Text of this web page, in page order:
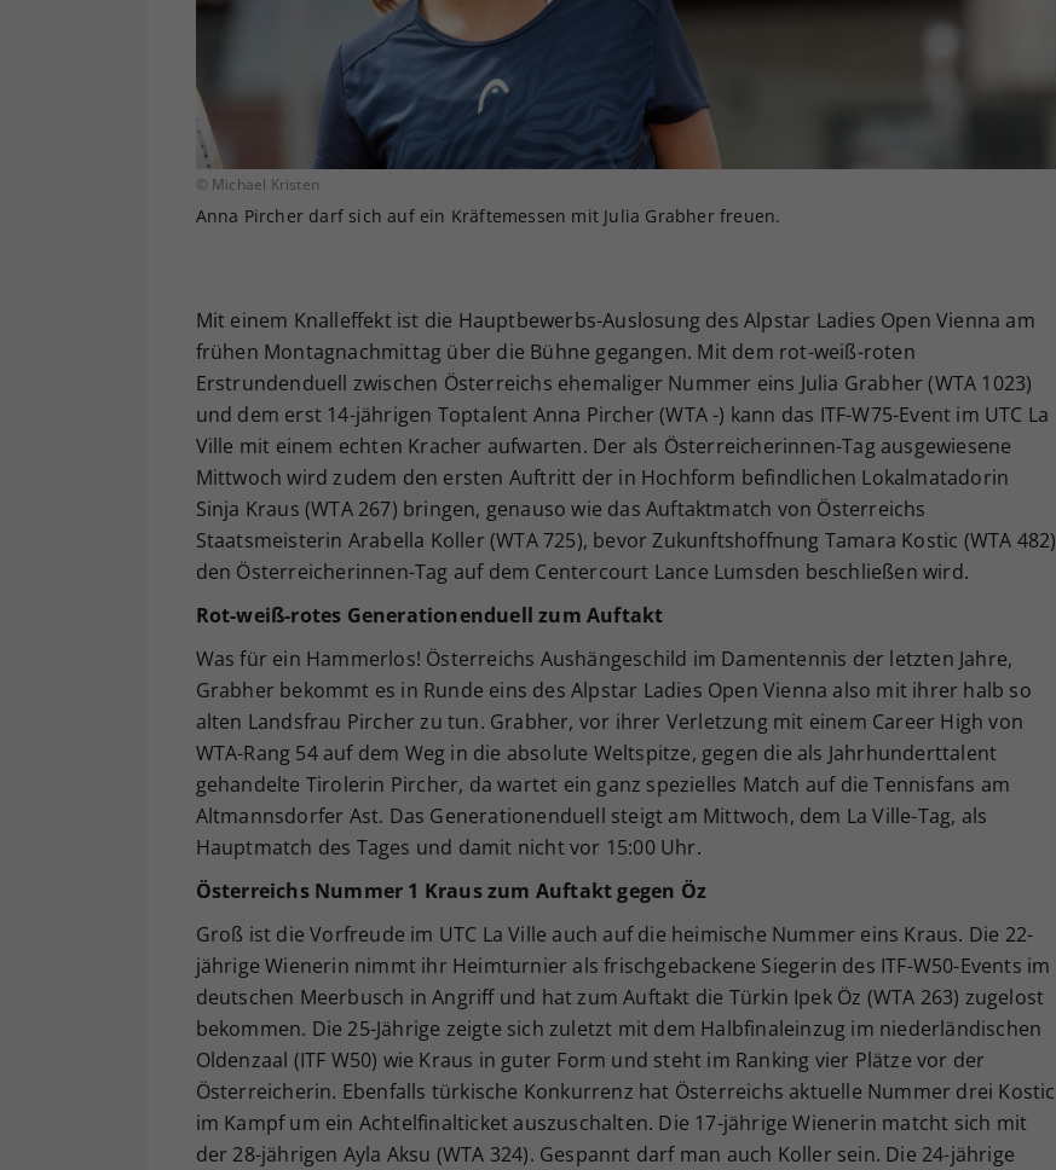
© Michael Kristen
Anna Pircher darf sich auf ein Kräftemessen mit Julia Grabher freuen.
Mit einem Knalleffekt ist die Hauptbewerbs-Auslosung des Alpstar Ladies Open Vienna am
frühen Montagnachmittag über die Bühne gegangen. Mit dem rot-weiß-roten
Erstrundenduell zwischen Österreichs ehemaliger Nummer eins Julia Grabher (WTA 1023)
und dem erst 14-jährigen Toptalent Anna Pircher (WTA -) kann das ITF-W75-Event im UTC La
Ville mit einem echten Kracher aufwarten. Der als Österreicherinnen-Tag ausgewiesene
Mittwoch wird zudem den ersten Auftritt der in Hochform befindlichen Lokalmatadorin
Sinja Kraus (WTA 267) bringen, genauso wie das Auftaktmatch von Österreichs
Staatsmeisterin Arabella Koller (WTA 725), bevor Zukunftshoffnung Tamara Kostic (WTA 482)
den Österreicherinnen-Tag auf dem Centercourt Lance Lumsden beschließen wird.
Rot-weiß-rotes Generationenduell zum Auftakt
Was für ein Hammerlos! Österreichs Aushängeschild im Damentennis der letzten Jahre,
Grabher bekommt es in Runde eins des Alpstar Ladies Open Vienna also mit ihrer halb so
alten Landsfrau Pircher zu tun. Grabher, vor ihrer Verletzung mit einem Career High von
WTA-Rang 54 auf dem Weg in die absolute Weltspitze, gegen die als Jahrhunderttalent
gehandelte Tirolerin Pircher, da wartet ein ganz spezielles Match auf die Tennisfans am
Altmannsdorfer Ast. Das Generationenduell steigt am Mittwoch, dem La Ville-Tag, als
Hauptmatch des Tages und damit nicht vor 15:00 Uhr.
Österreichs Nummer 1 Kraus zum Auftakt gegen Öz
Groß ist die Vorfreude im UTC La Ville auch auf die heimische Nummer eins Kraus. Die 22-
jährige Wienerin nimmt ihr Heimturnier als frischgebackene Siegerin des ITF-W50-Events im
deutschen Meerbusch in Angriff und hat zum Auftakt die Türkin Ipek Öz (WTA 263) zugelost
bekommen. Die 25-Jährige zeigte sich zuletzt mit dem Halbfinaleinzug im niederländischen
Oldenzaal (ITF W50) wie Kraus in guter Form und steht im Ranking vier Plätze vor der
Österreicherin. Ebenfalls türkische Konkurrenz hat Österreichs aktuelle Nummer drei Kostic
im Kampf um ein Achtelfinalticket auszuschalten. Die 17-jährige Wienerin matcht sich mit
der 28-jährigen Ayla Aksu (WTA 324). Gespannt darf man auch Koller sein. Die 24-jährige
Ihrer vorgenommen Einstellungen, falls der